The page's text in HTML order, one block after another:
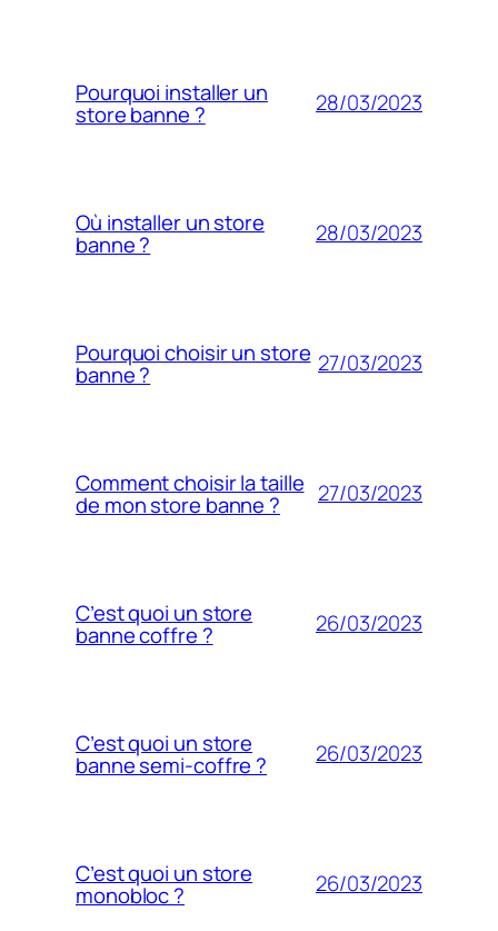
Pourquoi installer un
store banne ? 28/03/2023
Où installer un store
banne ? 28/03/2023
Pourquoi choisir un store
banne ? 27/03/2023
Comment choisir la taille
de mon store banne ? 27/03/2023
C’est quoi un store
banne coffre ? 26/03/2023
C’est quoi un store
banne semi-coffre ? 26/03/2023
C’est quoi un store
monobloc ? 26/03/2023